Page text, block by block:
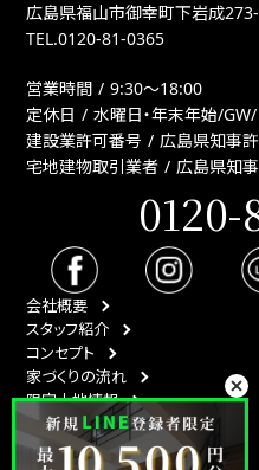
広島県福山市御幸町下岩成
TEL.0120-81-0365
営業時間
9:30〜18:00
定休日
水曜日・年末年始/
建設業許可番号
広島県知事
宅地建物取引業者
広島県知事
0120-
会社概要
スタッフ紹介
コンセプト
家づくりの流れ
限定土地情報
最新情報
イベント情報